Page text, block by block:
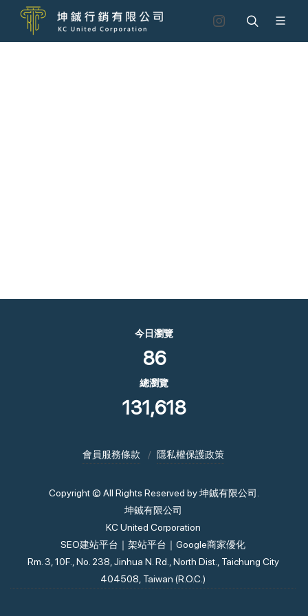
今日瀏覽
86
總瀏覽
131,618
會員服務條款 隱私權保護政策
Copyright © All Rights Reserved by 坤鋮有限公司.
坤鋮有限公司
KC United Corporation
SEO建站平台｜架站平台｜Google商家優化
Rm. 3, 10F., No. 238, Jinhua N. Rd., North Dist., Taichung City
404508, Taiwan (R.O.C.)